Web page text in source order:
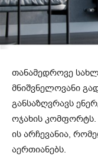
თანამედროვე
მნიშვნელოვანი
განსაზღვრავს
ოჯახის
ის არჩევანია,
აერთიანებს.